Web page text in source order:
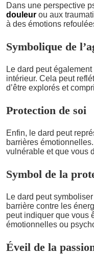
Dans une perspective
douleur ou aux
à des émotions
Symbolique de
Le dard peut
intérieur. Cela peut
d’être explorés et
Protection de soi
Enfin, le dard peut
barrières
vulnérable et que vous
Symbol de la
Le dard peut symboliser
barrière contre les
peut indiquer que vous
émotionnelles ou
Éveil de la